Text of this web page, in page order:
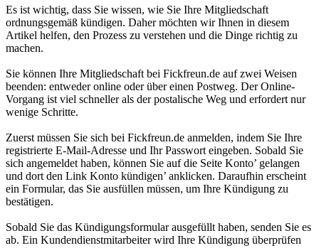
Es ist wichtig, dass Sie wissen, wie Sie Ihre Mitgliedschaft
ordnungsgemäß kündigen. Daher möchten wir Ihnen in diesem
Artikel helfen, den Prozess zu verstehen und die Dinge richtig zu
machen.
Sie können Ihre Mitgliedschaft bei Fickfreun.de auf zwei Weisen
beenden: entweder online oder über einen Postweg. Der Online-
Vorgang ist viel schneller als der postalische Weg und erfordert nur
wenige Schritte.
Zuerst müssen Sie sich bei Fickfreun.de anmelden, indem Sie Ihre
registrierte E-Mail-Adresse und Ihr Passwort eingeben. Sobald Sie
sich angemeldet haben, können Sie auf die Seite Konto’ gelangen
und dort den Link Konto kündigen’ anklicken. Daraufhin erscheint
ein Formular, das Sie ausfüllen müssen, um Ihre Kündigung zu
bestätigen.
Sobald Sie das Kündigungsformular ausgefüllt haben, senden Sie es
ab. Ein Kundendienstmitarbeiter wird Ihre Kündigung überprüfen